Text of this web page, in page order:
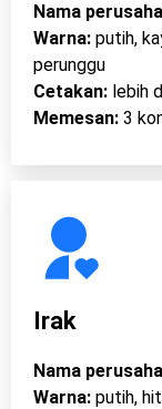
Nama
Warna:putih,
perunggu
Cetakan: lebih
Memesan:3
Irak
Nama
Warna:putih,